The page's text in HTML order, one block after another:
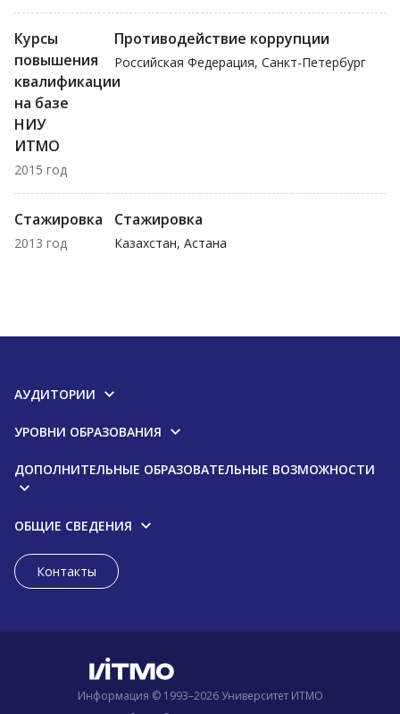
Курсы
повышения
квалификации
на базе
НИУ
ИТМО
2015 год
Противодействие коррупции
Российская Федерация, Санкт-Петербург
Стажировка
2013 год
Стажировка
Казахстан, Астана
АУДИТОРИИ
УРОВНИ ОБРАЗОВАНИЯ
ДОПОЛНИТЕЛЬНЫЕ ОБРАЗОВАТЕЛЬНЫЕ ВОЗМОЖНОСТИ
ОБЩИЕ СВЕДЕНИЯ
Контакты
Информация © 1993–2026 Университет ИТМО